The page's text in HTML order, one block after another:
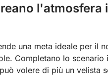
l'atmosfera
una meta ideale per il
Completano lo scenario
volere di più un velista